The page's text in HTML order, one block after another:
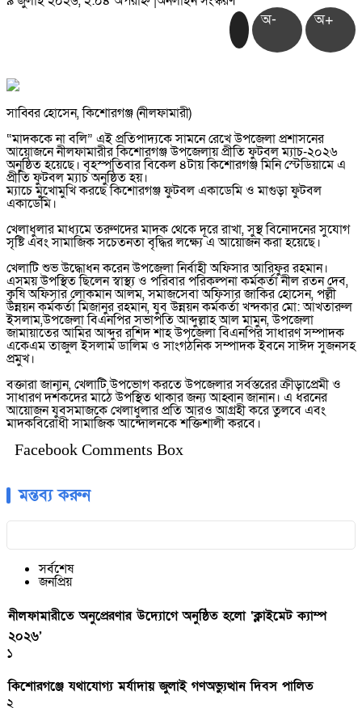
অ- অ+
সাব্বির হোসেন, কিশোরগঞ্জ (নীলফামারী)
“মাদককে না বলি” এই প্রতিপাদ্যকে সামনে রেখে উপজেলা প্রশাসনের
আয়োজনে নীলফামারীর কিশোরগঞ্জ উপজেলায় প্রীতি ফুটবল ম্যাচ-২০২৬
অনুষ্ঠিত হয়েছে। বৃহস্পতিবার বিকেল ৪টায় কিশোরগঞ্জ মিনি স্টেডিয়ামে এ
প্রীতি ফুটবল ম্যাচ অনুষ্ঠিত হয়।
ম্যাচে মুখোমুখি করছে কিশোরগঞ্জ ফুটবল একাডেমি ও মাগুড়া ফুটবল
একাডেমি।
খেলাধুলার মাধ্যমে তরুণদের মাদক থেকে দূরে রাখা, সুস্থ বিনোদনের সুযোগ
সৃষ্টি এবং সামাজিক সচেতনতা বৃদ্ধির লক্ষ্যে এ আয়োজন করা হয়েছে।
খেলাটি শুভ উদ্ধোধন করেন উপজেলা নির্বাহী অফিসার আরিফুর রহমান।
এসময় উপস্থিত ছিলেন স্বাস্থ্য ও পরিবার পরিকল্পনা কর্মকর্তা নীল রতন দেব,
কৃষি অফিসার লোকমান আলম, সমাজসেবা অফিসার জাকির হোসেন, পল্লী
উন্নয়ন কর্মকর্তা মিজানুর রহমান, যুব উন্নয়ন কর্মকর্তা খন্দকার মো: আখতারুল
ইসলাম,উপজেলা বিএনপির সভাপতি আব্দুল্লাহ আল মামুন, উপজেলা
জামায়াতের আমির আব্দুর রশিদ শাহ উপজেলা বিএনপির সাধারণ সম্পাদক
একেএম তাজুল ইসলাম ডালিম ও সাংগঠনিক সম্পাদক ইবনে সাঈদ সুজনসহ
প্রমুখ।
বক্তারা জানান, খেলাটি উপভোগ করতে উপজেলার সর্বস্তরের ক্রীড়াপ্রেমী ও
সাধারণ দর্শকদের মাঠে উপস্থিত থাকার জন্য আহ্বান জানান। এ ধরনের
আয়োজন যুবসমাজকে খেলাধুলার প্রতি আরও আগ্রহী করে তুলবে এবং
মাদকবিরোধী সামাজিক আন্দোলনকে শক্তিশালী করবে।
Facebook Comments Box
মন্তব্য করুন
সর্বশেষ
জনপ্রিয়
নীলফামারীতে অনুপ্রেরণার উদ্যোগে অনুষ্ঠিত হলো ‘ক্লাইমেট ক্যাম্প
২০২৬’
১
কিশোরগঞ্জে যথাযোগ্য মর্যাদায় জুলাই গণঅভ্যুত্থান দিবস পালিত
২